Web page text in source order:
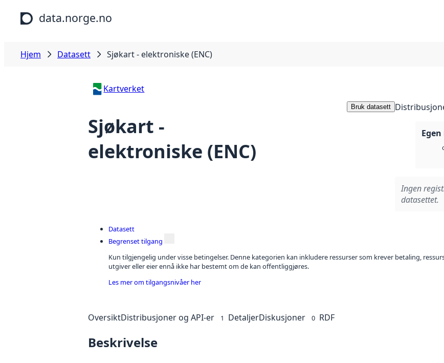
Hopp til hovedinnhold
data.norge.no
Hjem Datasett Sjøkart - elektroniske (ENC)
Kartverket
Sjøkart -
elektroniske (ENC)
Bruk datasett
Ingen
datasettet.
Datasett
Begrenset tilgang
Kun tilgjengelig under visse betingelser. Denne kategorien kan inkludere ressurser som krever betaling,
utgiver eller eier ennå ikke har bestemt om de kan offentliggjøres.
Les mer om tilgangsnivåer her
OversiktDistribusjoner og API-er 1 DetaljerDiskusjoner 0 RDF
Beskrivelse